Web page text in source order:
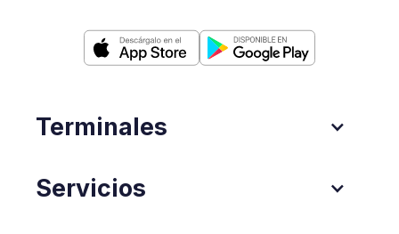
Terminales
Servicios